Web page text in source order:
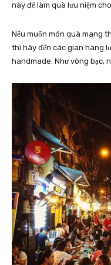
này để làm quà lưu niệm
Nếu muốn món quà mang
thì hãy đến các gian hàng
handmade. Như vòng bạc,